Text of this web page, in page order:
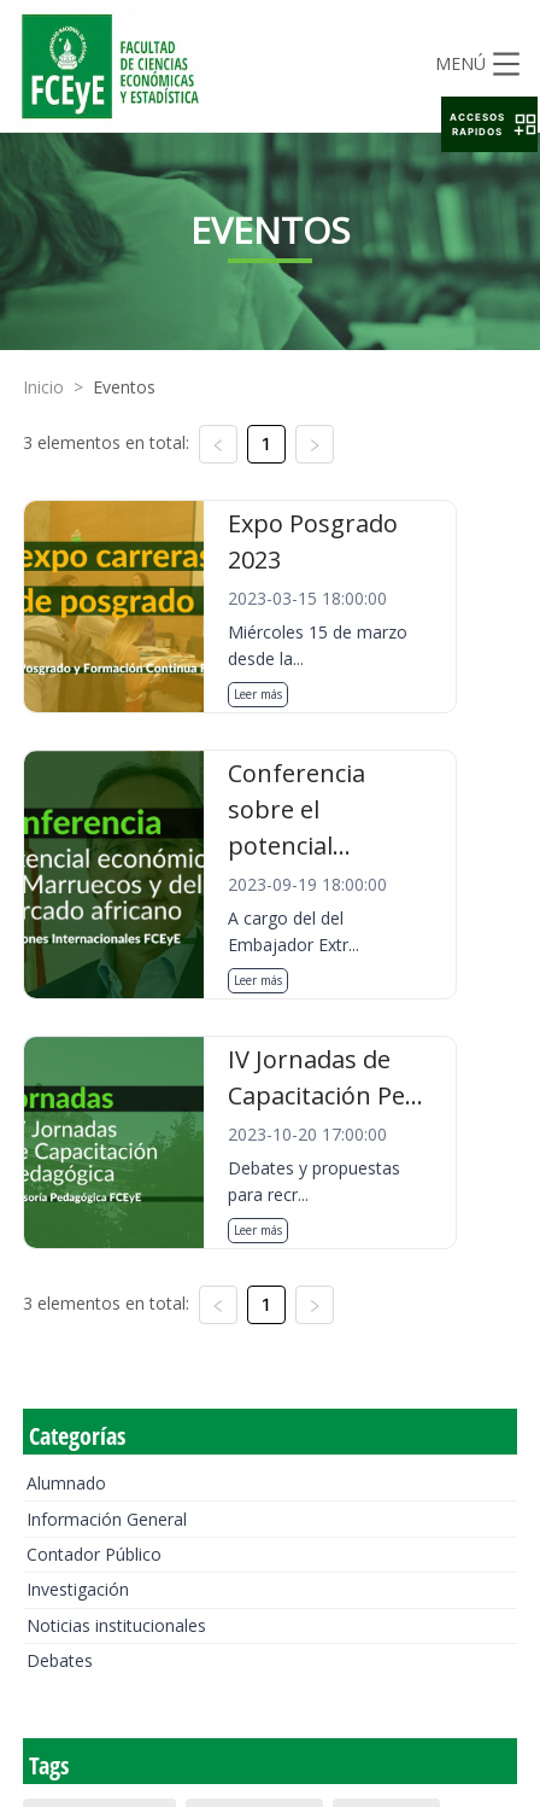
MENÚ
EVENTOS
Inicio > Eventos
3 elementos en total: 1
Expo Posgrado
2023
2023-03-15 18:00:00
Miércoles 15 de marzo
desde la...
Leer más
Conferencia
sobre el
potencial...
2023-09-19 18:00:00
A cargo del del
Embajador Extr...
Leer más
IV Jornadas de
Capacitación Pe...
2023-10-20 17:00:00
Debates y propuestas
para recr...
Leer más
3 elementos en total: 1
Categorías
Alumnado
Información General
Contador Público
Investigación
Noticias institucionales
Debates
Tags
ACCESOS
RAPIDOS